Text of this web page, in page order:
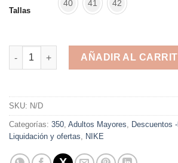
Tallas
40 41 42
Nike Running 9.1 cantidad
AÑADIR AL
SKU: N/D
Categorías: 350, Adultos Mayores, Descuentos
Liquidación y ofertas, NIKE